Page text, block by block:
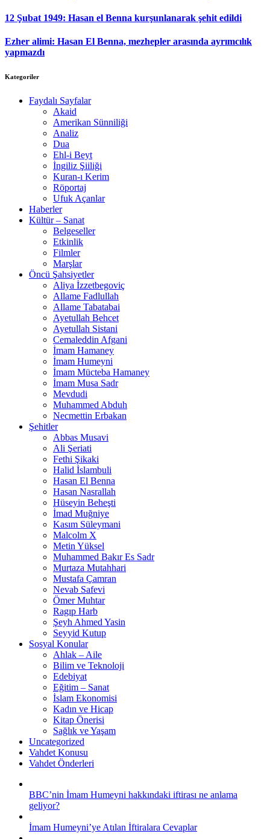
12 Şubat 1949: Hasan el Benna kurşunlanarak şehit edildi
Ezher alimi: Hasan El Benna, mezhepler arasında ayrımcılık
yapmazdı
Kategoriler
Faydalı Sayfalar
Akaid
Amerikan Sünniliği
Analiz
Dua
Ehl-i Beyt
İngiliz Şiiliği
Kuran-ı Kerim
Röportaj
Ufuk Açanlar
Haberler
Kültür – Sanat
Belgeseller
Etkinlik
Filmler
Marşlar
Öncü Şahsiyetler
Aliya İzzetbegoviç
Allame Fadlullah
Allame Tabatabai
Ayetullah Behcet
Ayetullah Sistani
Cemaleddin Afgani
İmam Hamaney
İmam Humeyni
İmam Mücteba Hamaney
İmam Musa Sadr
Mevdudi
Muhammed Abduh
Necmettin Erbakan
Şehitler
Abbas Musavi
Ali Şeriati
Fethi Şikaki
Halid İslambuli
Hasan El Benna
Hasan Nasrallah
Hüseyin Beheşti
İmad Muğniye
Kasım Süleymani
Malcolm X
Metin Yüksel
Muhammed Bakır Es Sadr
Murtaza Mutahhari
Mustafa Çamran
Nevab Safevi
Ömer Muhtar
Ragıp Harb
Şeyh Ahmed Yasin
Seyyid Kutup
Sosyal Konular
Ahlak – Aile
Bilim ve Teknoloji
Edebiyat
Eğitim – Sanat
İslam Ekonomisi
Kadın ve Hicap
Kitap Önerisi
Sağlık ve Yaşam
Uncategorized
Vahdet Konusu
Vahdet Önderleri
BBC’nin İmam Humeyni hakkındaki iftirası ne anlama
geliyor?
İmam Humeyni’ye Atılan İftiralara Cevaplar